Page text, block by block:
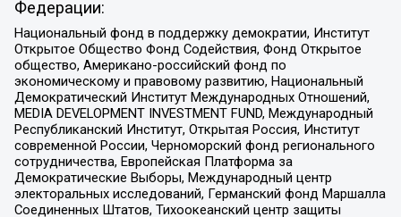
Федерации:
Национальный фонд в поддержку демократии, Институт
Открытое Общество Фонд Содействия, Фонд Открытое
общество, Американо-российский фонд по
экономическому и правовому развитию, Национальный
Демократический Институт Международных Отношений,
MEDIA DEVELOPMENT INVESTMENT FUND, Международный
Республиканский Институт, Открытая Россия, Институт
современной России, Черноморский фонд регионального
сотрудничества, Европейская Платформа за
Демократические Выборы, Международный центр
электоральных исследований, Германский фонд Маршалла
Соединенных Штатов, Тихоокеанский центр защиты